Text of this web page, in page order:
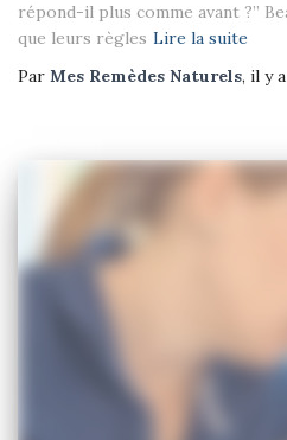
répond-il plus comme avant ?”
que leurs règles Lire la suite
Par Mes Remèdes Naturels, il y a